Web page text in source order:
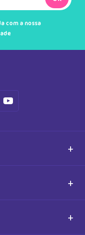
com a nossa
+
+
+